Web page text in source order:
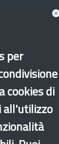
associate
per
cookies di
all'utilizzo